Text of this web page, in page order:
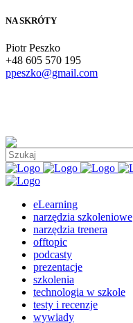
NA SKRÓTY
Piotr Peszko
+48 605 570 195
ppeszko@gmail.com
eLearning
narzędzia szkoleniowe
narzędzia trenera
offtopic
podcasty
prezentacje
szkolenia
technologia w szkole
testy i recenzje
wywiady